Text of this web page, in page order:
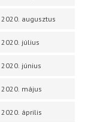
2020. augusztus
2020. július
2020. június
2020. május
2020. április